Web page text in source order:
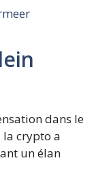
dans le
la crypto a
un élan